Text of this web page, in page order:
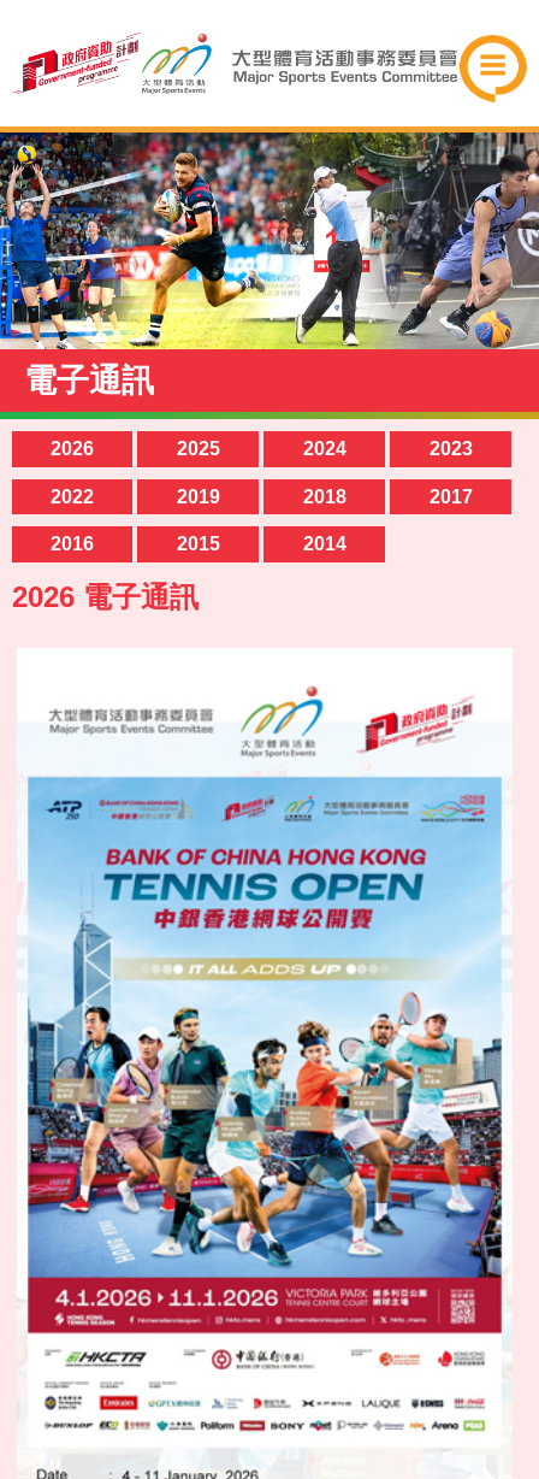
電子通訊
2026 2025 2024 2023
2022 2019 2018 2017
2016 2015 2014
2026 電子通訊